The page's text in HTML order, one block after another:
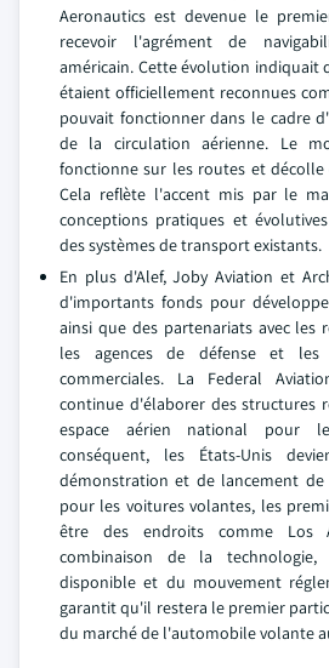
Aeronautics est devenue le
recevoir l'agrément de
américain. Cette évolution indiquait
étaient officiellement reconnues
pouvait fonctionner dans le cadre
de la circulation aérienne. Le
fonctionne sur les routes et
Cela reflète l'accent mis par le
conceptions pratiques et
des systèmes de transport existants.
En plus d'Alef, Joby Aviation et
d'importants fonds pour
ainsi que des partenariats avec les
les agences de défense et les
commerciales. La Federal
continue d'élaborer des structures
espace aérien national pour
conséquent, les États-Unis
démonstration et de lancement
pour les voitures volantes, les
être des endroits comme Los
combinaison de la
disponible et du mouvement
garantit qu'il restera le premier
du marché de l'automobile volante